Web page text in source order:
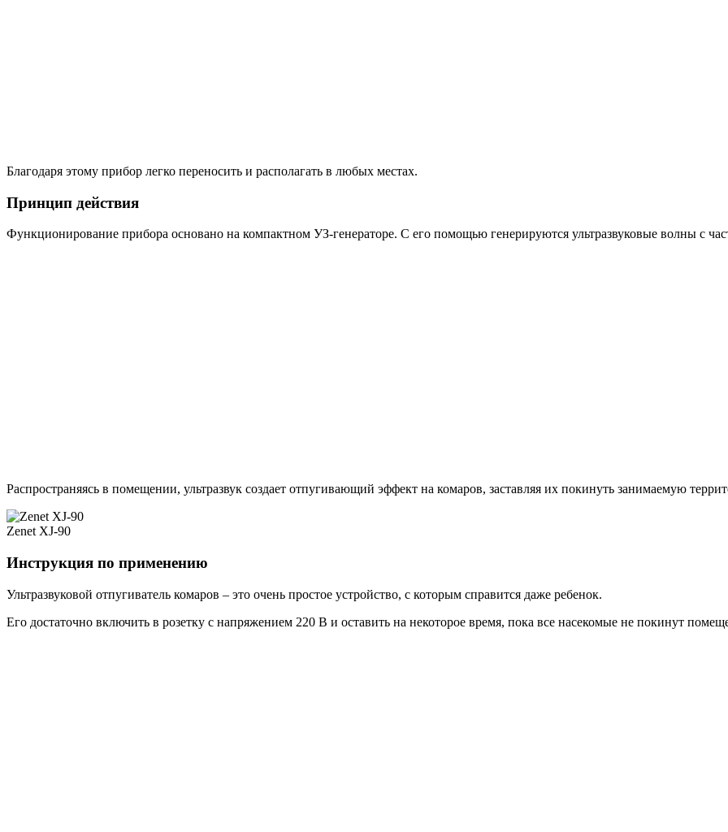
Благодаря этому прибор легко переносить и располагать в любых местах.
Принцип действия
Функционирование прибора основано на компактном УЗ-генераторе. С его помощью генерируются ультразвуковые волны с
Распространяясь в помещении, ультразвук создает отпугивающий эффект на комаров, заставляя их покинуть занимаемую
Zenet XJ-90
Инструкция по применению
Ультразвуковой отпугиватель комаров – это очень простое устройство, с которым справится даже ребенок.
Его достаточно включить в розетку с напряжением 220 В и оставить на некоторое время, пока все насекомые не покинут